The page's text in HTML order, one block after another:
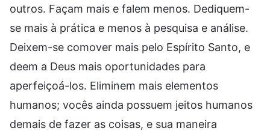
outros. Façam mais e falem menos. Dediquem-
se mais à prática e menos à pesquisa e análise.
Deixem-se comover mais pelo Espírito Santo, e
deem a Deus mais oportunidades para
aperfeiçoá-los. Eliminem mais elementos
humanos; vocês ainda possuem jeitos humanos
demais de fazer as coisas, e sua maneira